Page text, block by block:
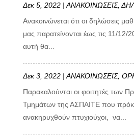
Δεκ 5, 2022| ΑΝΑΚΟΙΝΩΣΕΙΣ,
Ανακοινώνεται ότι οι δηλώσεις
μας παρατείνονται έως τις 11/12/
αυτή θα...
Δεκ 3, 2022| ΑΝΑΚΟΙΝΩΣΕΙΣ,
Παρακαλούνται οι φοιτητές των
Τμημάτων της ΑΣΠΑΙΤΕ που
ανακηρυχθούν πτυχιούχοι, να...